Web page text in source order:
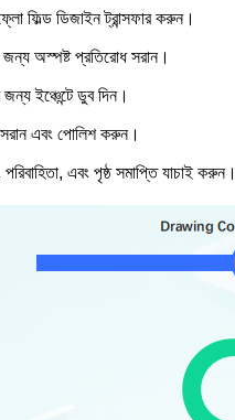
ফিল্ড ডিজাইন ট্রান্সফার করুন।
জন্য অস্পষ্ট প্রতিরোধ সরান।
ইঞ্চেন্টে ডুব দিন।
এবং পোলিশ করুন।
পরিবাহিতা, এবং পৃষ্ঠ সমাপ্তি যাচাই করুন।